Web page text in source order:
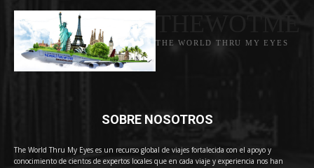
THE WORLD THRU MY EYES
SOBRE NOSOTROS
The World Thru My Eyes es un recurso global de viajes fortalecida con el apoyo y
conocimiento de cientos de expertos locales que en cada viaje y experiencia nos han